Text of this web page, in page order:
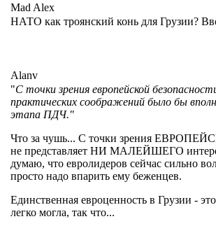
Mad Alex
НАТО как троянский конь для Грузии?
Alanv
"С точки зрения европейской
практических соображений было бы
этапа ПДЧ."
Что за чушь... С точки зрения
не представляет НИ МАЛЕЙШЕГО
думаю, что евролидеров сейчас сильно
просто надо впарить ему беженцев.
Единственная евроценность в Грузии -
легко могла, так что...